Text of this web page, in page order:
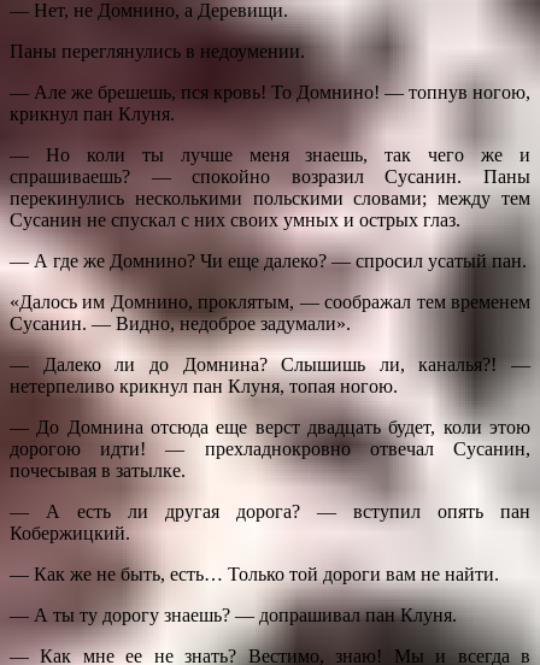
— Нет, не Домнино, а Деревищи.
Паны переглянулись в недоумении.
— Але же брешешь, пся кровь! То Домнино! — топнув ногою,
крикнул пан Клуня.
— Но коли ты лучше меня знаешь, так чего же и
спрашиваешь? — спокойно возразил Сусанин. Паны
перекинулись несколькими польскими словами; между тем
Сусанин не спускал с них своих умных и острых глаз.
— А где же Домнино? Чи еще далеко? — спросил усатый пан.
«Далось им Домнино, проклятым, — соображал тем временем
Сусанин. — Видно, недоброе задумали».
— Далеко ли до Домнина? Слышишь ли, каналья?! —
нетерпеливо крикнул пан Клуня, топая ногою.
— До Домнина отсюда еще верст двадцать будет, коли этою
дорогою идти! — прехладнокровно отвечал Сусанин,
почесывая в затылке.
— А есть ли другая дорога? — вступил опять пан
Кобержицкий.
— Как же не быть, есть… Только той дороги вам не найти.
— А ты ту дорогу знаешь? — допрашивал пан Клуня.
— Как мне ее не знать? Вестимо, знаю! Мы и всегда в